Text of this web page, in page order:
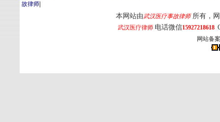
故律师
本网站由武汉医疗事故律师 所有，
武汉医疗律师 电话微信15927218618
网站备